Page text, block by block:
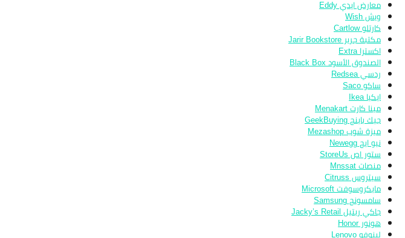
معارض ايدي Eddy
ويش Wish
كارتلو Cartlow
مكتبة جرير Jarir Bookstore
اكسترا Extra
الصندوق الأسود Black Box
ردسي Redsea
ساكو Saco
ايكيا Ikea
مينا كارت Menakart
جيك باينج GeekBuying
ميزة شوب Mezashop
نيو ايج Newegg
ستور اص StoreUs
منصات Mnssat
سيتروس Citruss
مايكروسوفت Microsoft
سامسونج Samsung
جاكي ريتيل Jacky’s Retail
هونور Honor
لينوفو Lenovo